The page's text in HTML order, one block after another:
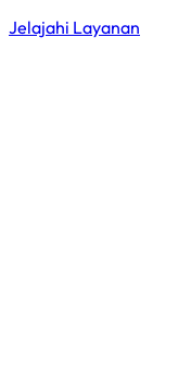
Jelajahi Layanan